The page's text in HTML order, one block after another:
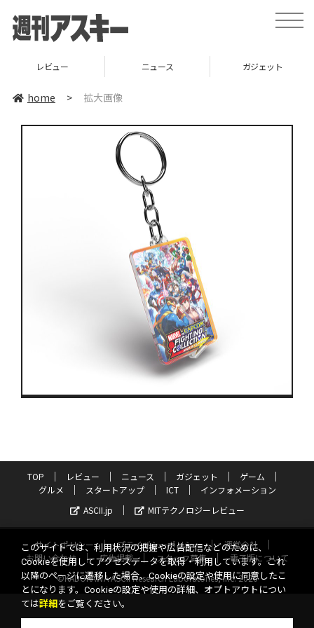
toggle
レビュー ニュース ガジェット
home > 拡大画像
TOP レビュー ニュース ガジェット
ゲーム
グルメ
スタートアップ ICT
インフォメーション
ASCII.jp
MITテクノロジーレビュー
サイトポリシー プライバシーポリシー
運営会社
お問い合わせ
広告掲載 スタッフ募集
電子版について
©KADOKAWA ASCII Research Laboratories, Inc. 2026
このサイトでは、利用状況の把握や広告配信などのために、
Cookieを使用してアクセスデータを取得・利用しています。これ
以降のページに遷移した場合、Cookieの設定や使用に同意したこ
とになります。Cookieの設定や使用の詳細、オプトアウトについ
ては詳細 をご覧ください。